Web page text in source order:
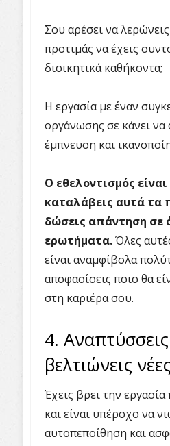
Σου αρέσει να
προτιμάς να έχεις
διοικητικά καθήκοντα;
Η εργασία με έναν
οργάνωσης σε κάνει να
έμπνευση και
Ο εθελοντισμός
καταλάβεις αυτά τα
δώσεις απάντηση
ερωτήματα.Όλες
είναι αναμφίβολα
αποφασίσεις ποιο θα
στη καριέρα σου.
4.
βελτιώνεις
Έχεις βρει την
και είναι υπέροχο να
αυτοπεποίθηση και